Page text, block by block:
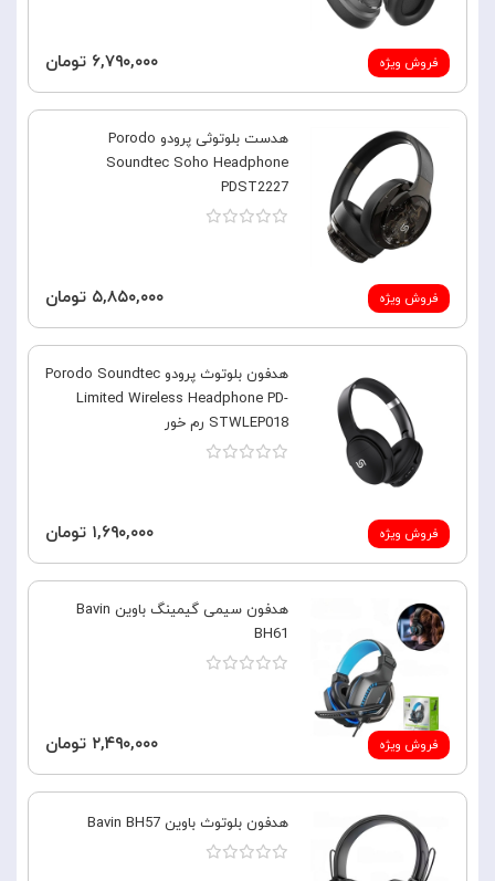
فروش ویژه ۶,۷۹۰,۰۰۰ تومان
فروش ویژه
هدست بلوتوثی پرودو Porodo
Soundtec Soho Headphone
PDST2227
۵,۸۵۰,۰۰۰ تومان
فروش ویژه
هدفون بلوتوث پرودو Porodo Soundtec
Limited Wireless Headphone PD-
STWLEP018 رم خور
۱,۶۹۰,۰۰۰ تومان
فروش ویژه
هدفون سیمی گیمینگ باوین Bavin
BH61
۲,۴۹۰,۰۰۰ تومان
هدفون بلوتوث باوین Bavin BH57